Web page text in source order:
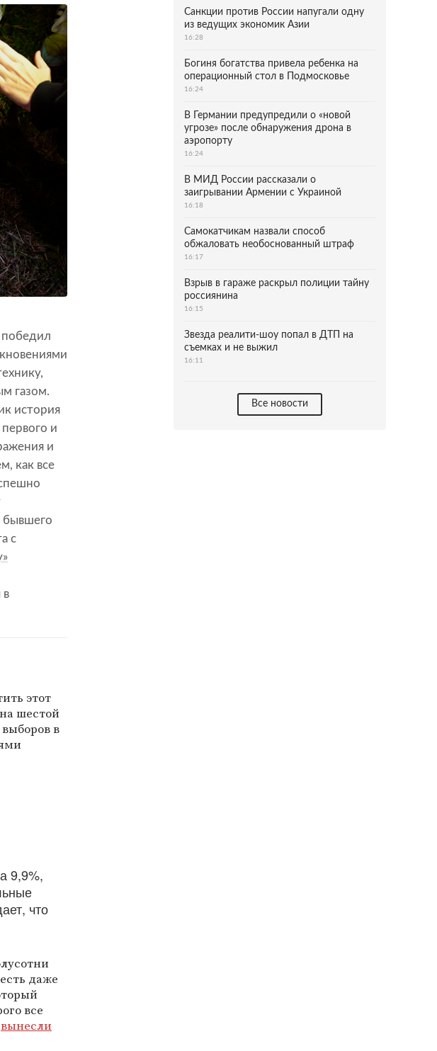
победил
газом.
история
и
и
как все
бывшего
с
в
этот
шестой
в
9,9%,
что
даже
все
вынесли
Санкции против России напугали одну
из ведущих экономик Азии
16:28
Богиня богатства привела ребенка на
операционный стол в Подмосковье
16:24
В Германии предупредили о «новой
угрозе» после обнаружения дрона в
аэропорту
16:24
В МИД России рассказали о
заигрывании Армении с Украиной
16:18
Самокатчикам назвали способ
обжаловать необоснованный штраф
16:17
Взрыв в гараже раскрыл полиции тайну
россиянина
16:15
Звезда реалити-шоу попал в ДТП на
съемках и не выжил
16:11
Все новости